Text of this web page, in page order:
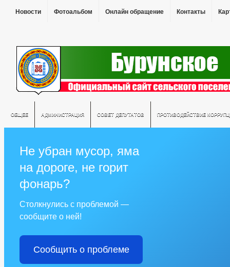
Новости Фотоальбом Онлайн обращение Контакты
ОБЩЕЕ АДМИНИСТРАЦИЯ СОВЕТ ДЕПУТАТОВ ПРОТИВОДЕЙСТВИЕ
Не убран мусор, яма
на дороге, не горит
фонарь?
Столкнулись с проблемой —
сообщите о ней!
Сообщить о проблеме